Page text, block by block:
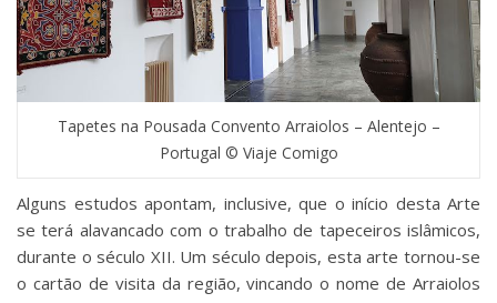
Tapetes na Pousada Convento Arraiolos – Alentejo –
Portugal © Viaje Comigo
Alguns estudos apontam, inclusive, que o início desta Arte
se terá alavancado com o trabalho de tapeceiros islâmicos,
durante o século XII. Um século depois, esta arte tornou-se
o cartão de visita da região, vincando o nome de Arraiolos